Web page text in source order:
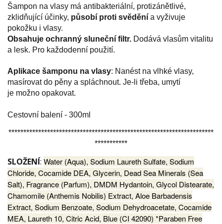
Šampon na vlasy má antibakteriální, protizánětlivé,
zklidňující účinky, působí proti svědění a vyživuje
pokožku i vlasy.
Obsahuje ochranný sluneční filtr. Dodává vlasům vitalitu
a lesk. Pro každodenní použití.
Aplikace šamponu na vlasy: Nanést na vlhké vlasy,
masírovat do pěny a spláchnout. Je-li třeba, umytí
je možno opakovat.
Cestovní balení - 300ml
*********************************************************************
***********
SLOŽENÍ: Water (Aqua), Sodium Laureth Sulfate, Sodium
Chloride, Cocamide DEA, Glycerin, Dead Sea Minerals (Sea
Salt), Fragrance (Parfum), DMDM Hydantoin, Glycol Distearate,
Chamomile (Anthemis Nobilis) Extract, Aloe Barbadensis
Extract, Sodium Benzoate, Sodium Dehydroacetate, Cocamide
MEA, Laureth 10, Citric Acid, Blue (CI 42090) *Paraben Free